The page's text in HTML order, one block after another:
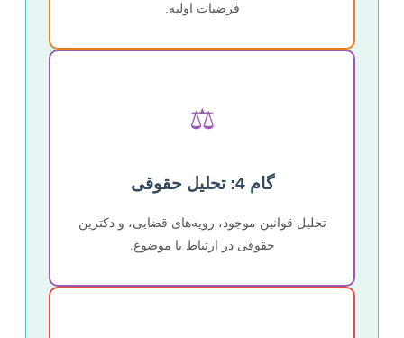
فرضیات اولیه.
⚖️
گام 4: تحلیل حقوقی
تحلیل قوانین موجود، رویه‌های قضایی، و دکترین
حقوقی در ارتباط با موضوع.